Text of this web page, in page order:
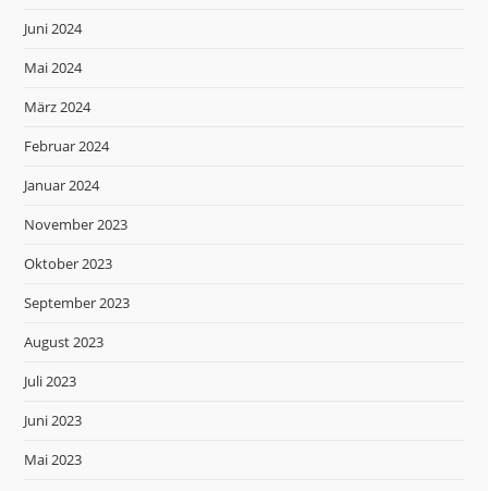
Juni 2024
Mai 2024
März 2024
Februar 2024
Januar 2024
November 2023
Oktober 2023
September 2023
August 2023
Juli 2023
Juni 2023
Mai 2023